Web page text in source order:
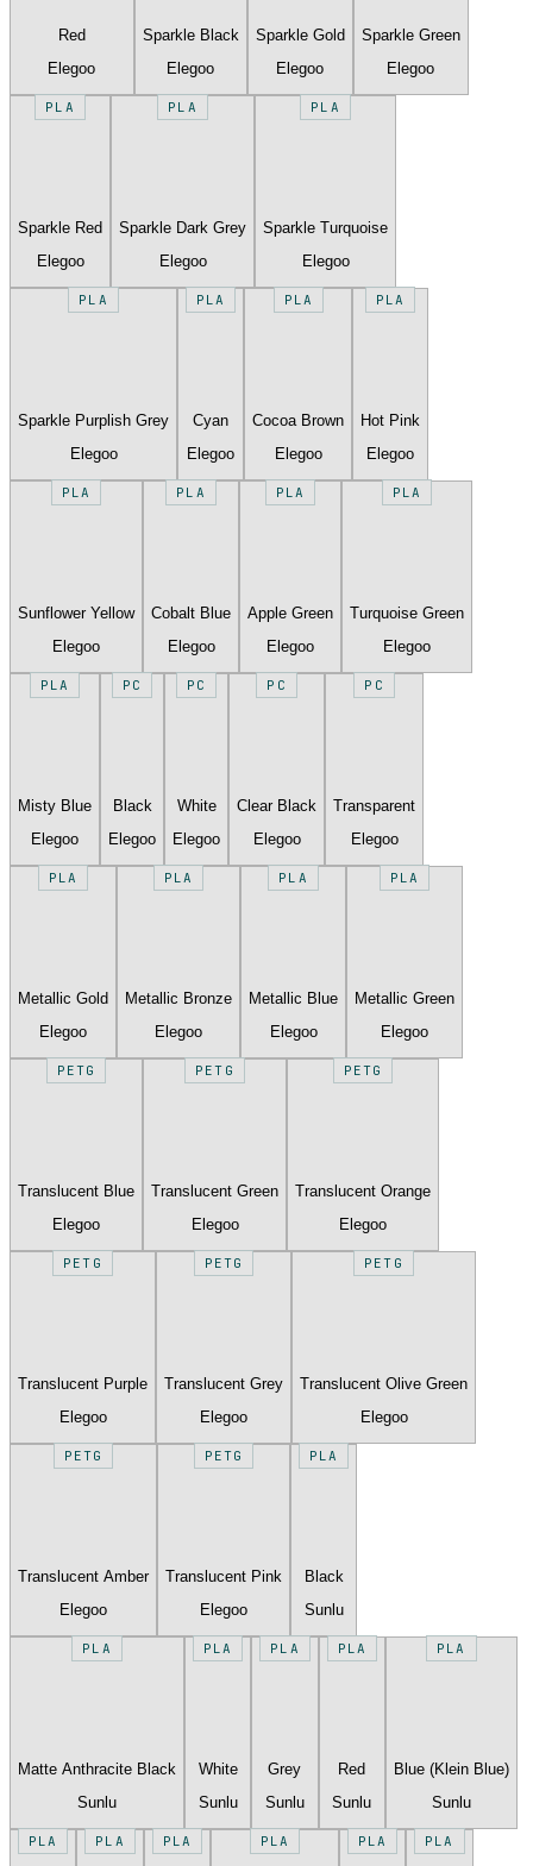
Red
Elegoo
Sparkle Black
Elegoo
Sparkle Gold
Elegoo
Sparkle Green
Elegoo
PLA
Sparkle Red
Elegoo
PLA
Sparkle Dark Grey
Elegoo
PLA
Sparkle Turquoise
Elegoo
PLA
Sparkle Purplish Grey
Elegoo
PLA
Cyan
Elegoo
PLA
Cocoa Brown
Elegoo
PLA
Hot Pink
Elegoo
PLA
Sunflower Yellow
Elegoo
PLA
Cobalt Blue
Elegoo
PLA
Apple Green
Elegoo
PLA
Turquoise Green
Elegoo
PLA
Misty Blue
Elegoo
PC
Black
Elegoo
PC
White
Elegoo
PC
Clear Black
Elegoo
PC
Transparent
Elegoo
PLA
Metallic Gold
Elegoo
PLA
Metallic Bronze
Elegoo
PLA
Metallic Blue
Elegoo
PLA
Metallic Green
Elegoo
PETG
Translucent Blue
Elegoo
PETG
Translucent Green
Elegoo
PETG
Translucent Orange
Elegoo
PETG
Translucent Purple
Elegoo
PETG
Translucent Grey
Elegoo
PETG
Translucent Olive Green
Elegoo
PETG
Translucent Amber
Elegoo
PETG
Translucent Pink
Elegoo
PLA
Black
Sunlu
PLA
Matte Anthracite Black
Sunlu
PLA
White
Sunlu
PLA
Grey
Sunlu
PLA
Red
Sunlu
PLA
Blue (Klein Blue)
Sunlu
PLA PLA PLA PLA PLA PLA